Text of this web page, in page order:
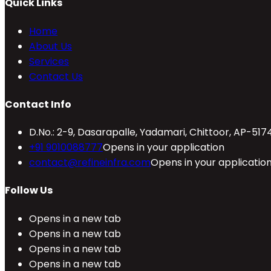
Quick Links
Home
About Us
Services
Contact Us
Contact Info
D.No.: 2-9, Dasarapalle, Yadamari, Chittoor, AP-
+91 9010088777Opens in your application
contact@refineinfra.comOpens in your
Follow Us
Opens in a new tab
Opens in a new tab
Opens in a new tab
Opens in a new tab